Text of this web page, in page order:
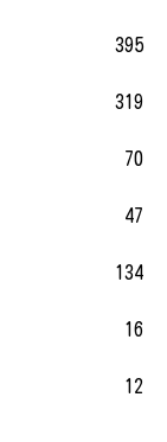
395
319
70
47
134
16
12